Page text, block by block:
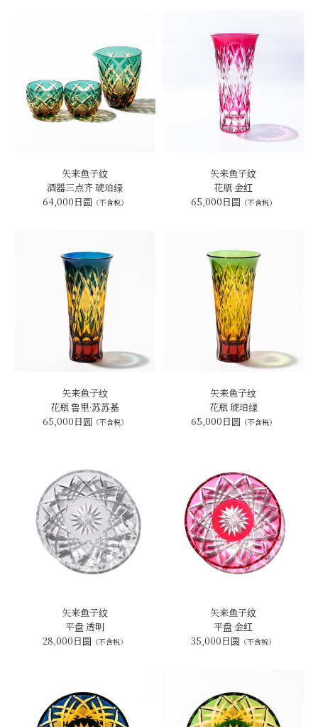
矢来鱼子纹
酒器三点齐 琥珀绿
64,000日圆 （不含税）
矢来鱼子纹
花瓶 金红
65,000日圆 （不含税）
矢来鱼子纹
花瓶 鲁里·苏苏基
65,000日圆 （不含税）
矢来鱼子纹
花瓶 琥珀绿
65,000日圆 （不含税）
矢来鱼子纹
平盘 透明
28,000日圆 （不含税）
矢来鱼子纹
平盘 金红
35,000日圆 （不含税）